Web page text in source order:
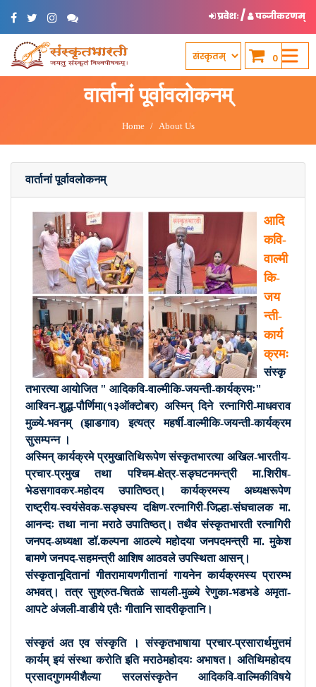
प्रवेशः/ पञ्जीकरणम्
0
वार्तानां पूर्वावलोकनम्
Home About Us
वार्तानां पूर्वावलोकनम्
आदि
कवि-
वाल्मी
कि-
जय
न्ती-
कार्य
क्रमः
संस्कृ
तभारत्या आयोजित " आदिकवि-वाल्मीकि-जयन्ती-कार्यक्रमः"
आश्विन-शुद्ध-पौर्णिमा(१३ऑक्टोबर) अस्मिन् दिने रत्नागिरी-माधवराव
मुळ्ये-भवनम् (झाडगाव) इत्यत्र महर्षी-वाल्मीकि-जयन्ती-कार्यक्रम
सुसम्पन्न ।
अस्मिन् कार्यक्रमे प्रमुखातिथिरूपेण संस्कृतभारत्या अखिल-भारतीय-
प्रचार-प्रमुख तथा पश्चिम-क्षेत्र-सङ्घटनमन्त्री मा.शिरीष-
भेडसगावकर-महोदय उपातिष्ठत्। कार्यक्रमस्य अध्यक्षरूपेण
राष्ट्रीय-स्वयंसेवक-सङ्घस्य दक्षिण-रत्नागिरी-जिल्हा-संघचालक मा.
आनन्दः तथा नाना मराठे उपातिष्ठत्। तथैव संस्कृतभारती रत्नागिरी
जनपद-अध्यक्षा डॉ.कल्पना आठल्ये महोदया जनपदमन्त्री मा. मुकेश
बामणे जनपद-सहमन्त्री आशिष आठवले उपस्थिता आसन्।
संस्कृतानूदितानां गीतरामायणगीतानां गायनेन कार्यक्रमस्य प्रारम्भ
अभवत्। तत्र सुश्रुत-चितळे सायली-मुळ्ये रेणुका-भडभडे अमृता-
आपटे अंजली-वाडीये एतैः गीतानि सादरीकृतानि।
संस्कृतं अत एव संस्कृति । संस्कृतभाषाया प्रचार-प्रसारार्थमुत्तमं
कार्यम् इयं संस्था करोति इति मराठेमहोदयः अभाषत। अतिथिमहोदय
प्रसादगुणमयीशैल्या सरलसंस्कृतेन आदिकवि-वाल्मिकीविषये